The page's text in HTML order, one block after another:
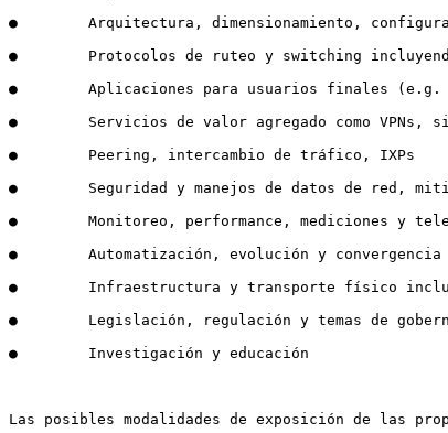
●        Arquitectura, dimensionamiento,
●        Protocolos de ruteo y switching
●        Aplicaciones para usuarios finales (e.g.
●        Servicios de valor agregado como VPNs,
●        Peering, intercambio de tráfico, IXPs
●        Seguridad y manejos de datos de red,
●        Monitoreo, performance, mediciones y
●        Automatización, evolución y convergencia
●        Infraestructura y transporte físico
●        Legislación, regulación y temas de
●        Investigación y educación
Las posibles modalidades de exposición de las